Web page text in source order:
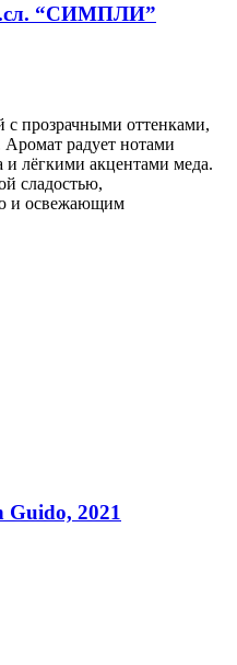
“СИМПЛИ”
с прозрачными оттенками,
радует нотами
и лёгкими акцентами меда.
сладостью,
и освежающим
Guido, 2021